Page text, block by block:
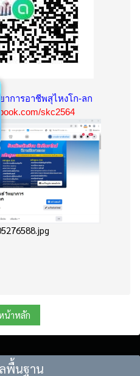
าการอาชีพสุไหงโก-ลก
skc2564
น้าหลัก
พื้นฐาน